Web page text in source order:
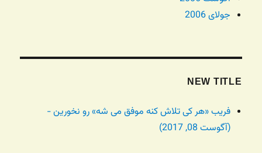
جولای 2006
NEW TITLE
فریب «هر کی تلاش کنه موفق می شه» رو نخورین -
(آگوست 08, 2017)